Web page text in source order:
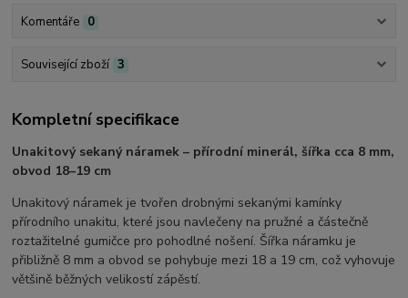
Komentáře 0
Související zboží 3
Kompletní specifikace
Unakitový sekaný náramek – přírodní minerál, šířka cca 8 mm,
obvod 18–19 cm
Unakitový náramek je tvořen drobnými sekanými kamínky
přírodního unakitu, které jsou navlečeny na pružné a částečně
roztažitelné gumičce pro pohodlné nošení. Šířka náramku je
přibližně 8 mm a obvod se pohybuje mezi 18 a 19 cm, což vyhovuje
většině běžných velikostí zápěstí.